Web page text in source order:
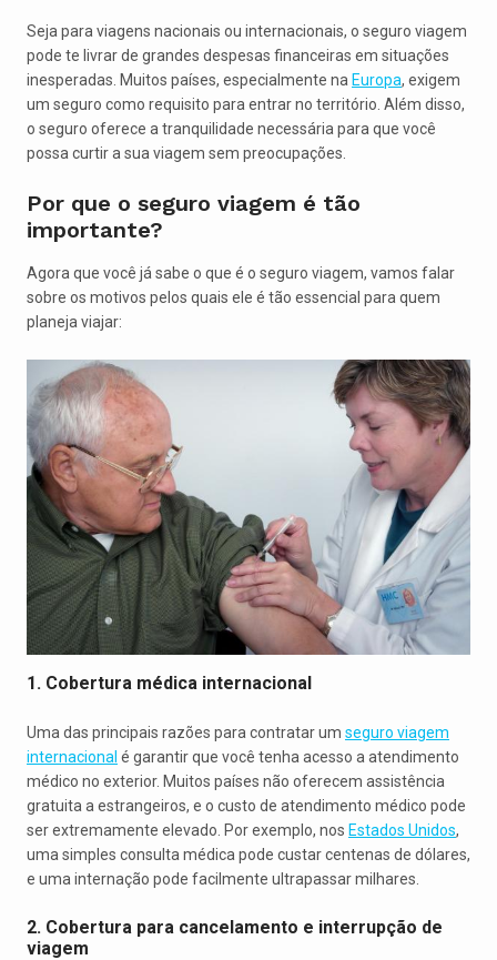
Seja para viagens nacionais ou internacionais, o seguro viagem
pode te livrar de grandes despesas financeiras em situações
inesperadas. Muitos países, especialmente na Europa, exigem
um seguro como requisito para entrar no território. Além disso,
o seguro oferece a tranquilidade necessária para que você
possa curtir a sua viagem sem preocupações.
Por que o seguro viagem é tão
importante?
Agora que você já sabe o que é o seguro viagem, vamos falar
sobre os motivos pelos quais ele é tão essencial para quem
planeja viajar:
1. Cobertura médica internacional
Uma das principais razões para contratar um seguro viagem
internacional é garantir que você tenha acesso a atendimento
médico no exterior. Muitos países não oferecem assistência
gratuita a estrangeiros, e o custo de atendimento médico pode
ser extremamente elevado. Por exemplo, nos Estados Unidos,
uma simples consulta médica pode custar centenas de dólares,
e uma internação pode facilmente ultrapassar milhares.
2. Cobertura para cancelamento e interrupção de
viagem